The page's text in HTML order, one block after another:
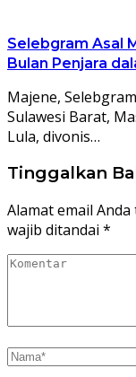
Selebgram Asal
Bulan Penjara
Majene,
Sulawesi Barat,
Lula, divonis…
Tinggalkan
Alamat email
wajib ditandai *